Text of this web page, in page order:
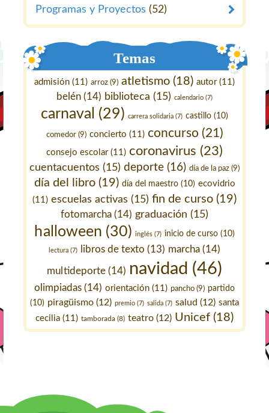
Programas y Proyectos (52)
Temas
admisión (11) arroz (9) atletismo (18) autor(11)
belén (14) biblioteca (15) calendario (7)
carnaval (29) carrera solidaria (7) castillo (10)
comedor(9) concierto (11) concurso (21)
consejo escolar(11) coronavirus (23)
cuentacuentos (15) deporte (16) día de la paz (9)
día del libro(19) día del maestro(10) ecovidrio
(11) escuelas activas (15) fin de curso (19)
fotomarcha (14) graduación (15)
halloween (30) inglés(7) inicio de curso(10)
lectura (7) libros de texto (13) marcha (14)
multideporte(14) navidad (46)
olimpiadas (14) orientación (11) pancho (9) partido
(10) piragüismo (12) premio (7) salida (7) salud (12) santa
cecilia (11) tamborada (8) teatro (12) Unicef (18)